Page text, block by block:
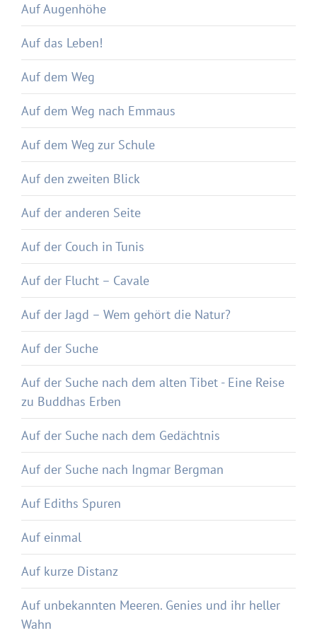
Auf Augenhöhe
Auf das Leben!
Auf dem Weg
Auf dem Weg nach Emmaus
Auf dem Weg zur Schule
Auf den zweiten Blick
Auf der anderen Seite
Auf der Couch in Tunis
Auf der Flucht – Cavale
Auf der Jagd – Wem gehört die Natur?
Auf der Suche
Auf der Suche nach dem alten Tibet - Eine Reise
zu Buddhas Erben
Auf der Suche nach dem Gedächtnis
Auf der Suche nach Ingmar Bergman
Auf Ediths Spuren
Auf einmal
Auf kurze Distanz
Auf unbekannten Meeren. Genies und ihr heller
Wahn